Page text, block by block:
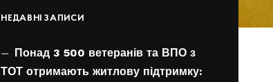
НЕДАВНІ ЗАПИСИ
Понад 3 500 ветеранів та ВПО з
ТОТ отримають житлову підтримку: